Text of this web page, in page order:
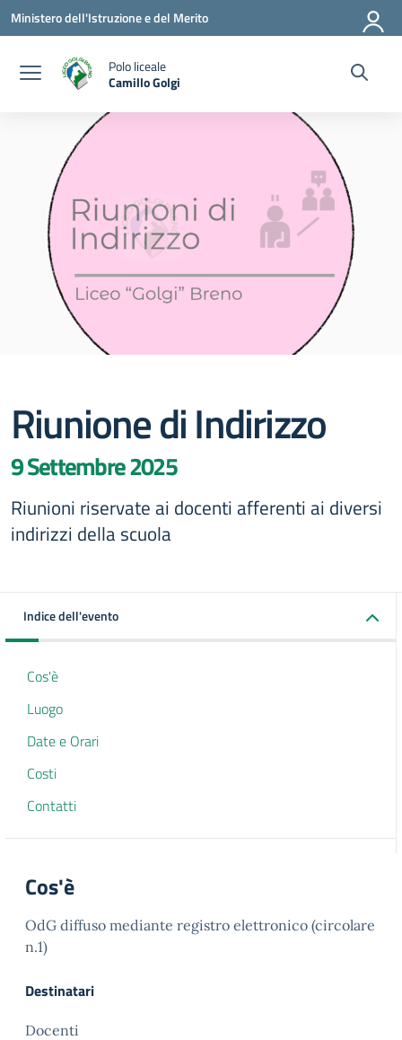
Vai ai contenuti
Vai al menu di navigazione
Vai al footer
Ministero dell'Istruzione e del Merito
Polo liceale
Camillo Golgi
— Visita la pagina iniziale della scuola
Riunione di Indirizzo
9 Settembre 2025
Riunioni riservate ai docenti afferenti ai diversi
indirizzi della scuola
Indice dell'evento
Cos'è
Luogo
Date e Orari
Costi
Contatti
Cos'è
OdG diffuso mediante registro elettronico (circolare
n.1)
Destinatari
Docenti